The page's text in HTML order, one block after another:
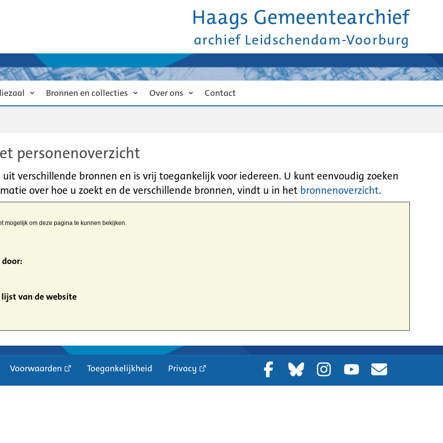
Haags Gemeentearchief
archief Leidschendam-Voorburg
Bronnen en collecties Over ons Contact
personenoverzicht
verschillende bronnen en is vrij toegankelijk voor iedereen. U kunt eenvoudig zoeken
over hoe u zoekt en de verschillende bronnen, vindt u in het bronnenoverzicht.
mogelijk om deze pagina te kunnen bekijken.
van de website
Voorwaarden Toegankelijkheid Privacy